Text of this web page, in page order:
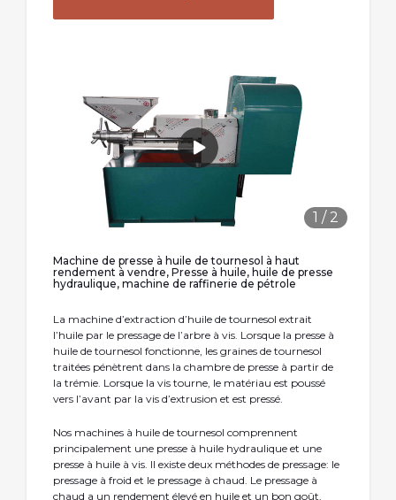
1 / 2
Machine de presse à huile de tournesol à haut
rendement à vendre, Presse à huile, huile de presse
hydraulique, machine de raffinerie de pétrole
La machine d’extraction d’huile de tournesol extrait
l’huile par le pressage de l’arbre à vis. Lorsque la presse à
huile de tournesol fonctionne, les graines de tournesol
traitées pénètrent dans la chambre de presse à partir de
la trémie. Lorsque la vis tourne, le matériau est poussé
vers l’avant par la vis d’extrusion et est pressé.
Nos machines à huile de tournesol comprennent
principalement une presse à huile hydraulique et une
presse à huile à vis. Il existe deux méthodes de pressage: le
pressage à froid et le pressage à chaud. Le pressage à
chaud a un rendement élevé en huile et un bon goût,